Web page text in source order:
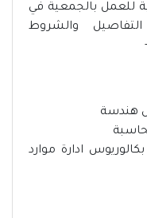
للعمل بالجمعية في
والشروط
هندسة
ادارة موارد